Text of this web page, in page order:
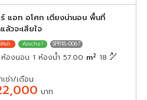
แอท อโศก เตียงน่านอน พื้นที่
วจะเสียใจ
SPR18-0067
ห้องนอน 1 ห้องน้ำ 57.00 m2 18
เช่า/เดือน
บาท